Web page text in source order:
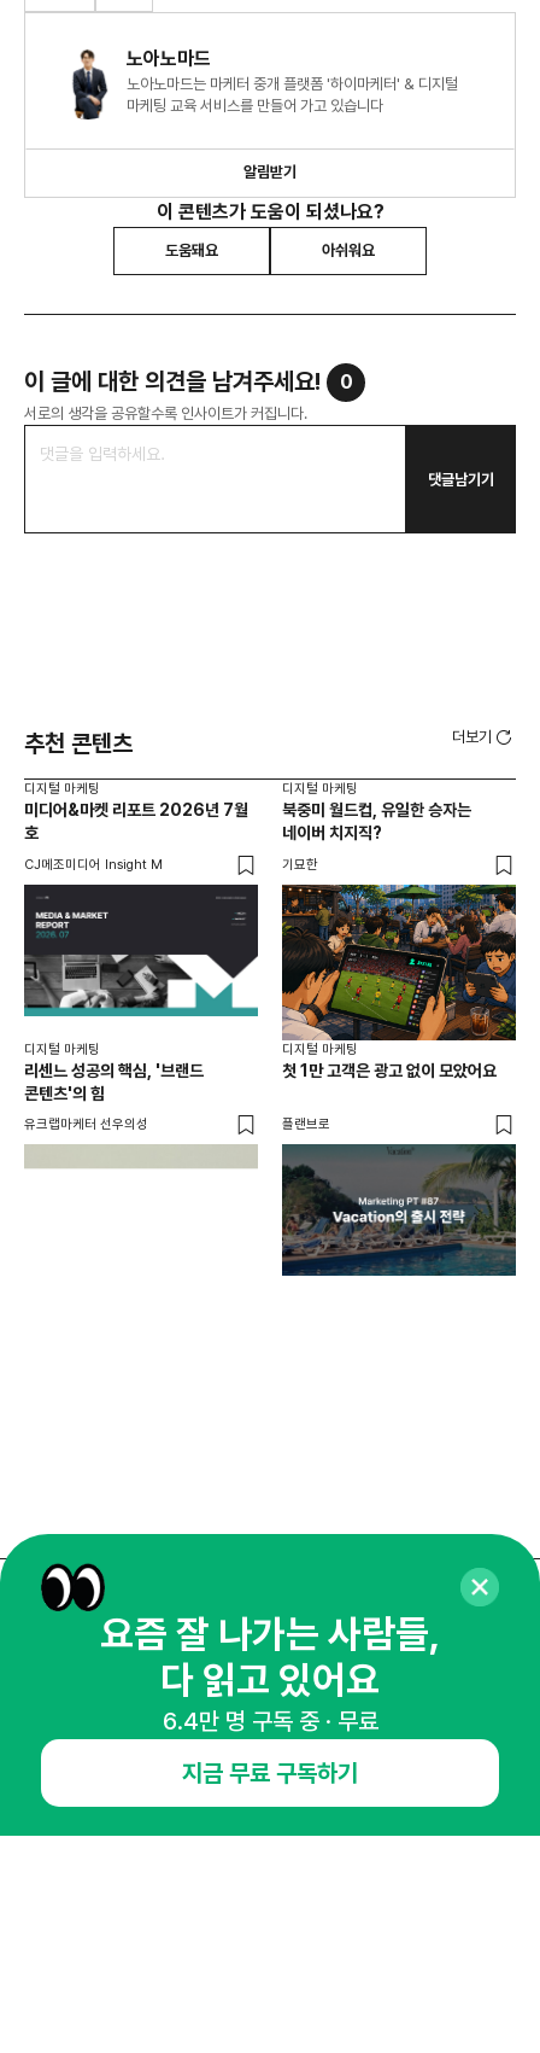
노아노마드
노아노마드는 마케터 중개 플랫폼 '하이마케터' & 디지털
마케팅 교육 서비스를 만들어 가고 있습니다
알림받기
이 콘텐츠가 도움이 되셨나요?
도움돼요 아쉬워요
이 글에 대한 의견을 남겨주세요! 0
서로의 생각을 공유할수록 인사이트가 커집니다.
댓글남기기
추천 콘텐츠 더보기
디지털 마케팅
미디어&마켓 리포트 2026년 7월
호
CJ메조미디어 Insight M
디지털 마케팅
북중미 월드컵, 유일한 승자는
네이버 치지직?
기묘한
디지털 마케팅
리센느 성공의 핵심, '브랜드
콘텐츠'의 힘
유크랩마케터 선우의성
디지털 마케팅
첫 1만 고객은 광고 없이 모았어요
플랜브로
매주 화요일 아침,
마케팅 감각을 깨워 드릴게요!
65,043명의 마케터를 성장시키는 뉴스레터
요즘 잘 나가는 사람들,
다 읽고 있어요
6.4만 명 구독 중 · 무료
지금 무료 구독하기